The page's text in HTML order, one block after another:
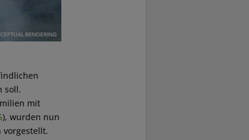
soll.
mit
), wurden nun
vorgestellt.